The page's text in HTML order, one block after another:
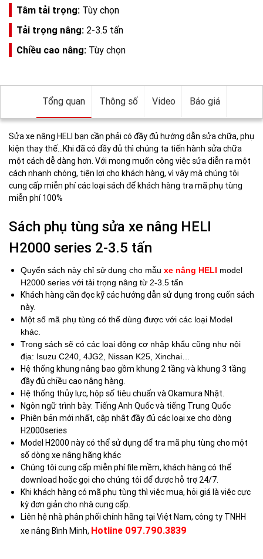
Tâm tải trọng: Tùy chọn
Tải trọng nâng: 2-3.5 tấn
Chiều cao nâng: Tùy chọn
Tổng quan Thông số Video Báo giá
Sửa xe nâng HELI bạn cần phải có đầy đủ hướng dẫn sửa chữa, phụ
kiện thay thế…Khi đã có đầy đủ thì chúng ta tiến hành sửa chữa
một cách dễ dàng hơn. Với mong muốn công việc sửa diễn ra một
cách nhanh chóng, tiện lợi cho khách hàng, vì vậy mà chúng tôi
cung cấp miễn phí các loại sách để khách hàng tra mã phụ tùng
miễn phí 100%
Sách phụ tùng sửa xe nâng HELI
H2000 series 2-3.5 tấn
Quyển sách này chỉ sử dụng cho mẫu xe nâng HELI model
H2000 series với tải trọng nâng từ 2-3.5 tấn
Khách hàng cần đọc kỹ các hướng dẫn sử dụng trong cuốn sách
này.
Một số mã phụ tùng có thể dùng được với các loại Model
khác.
Trong sách sẽ có các loại động cơ nhập khẩu cũng như nội
địa: Isuzu C240, 4JG2, Nissan K25, Xinchai…
Hệ thống khung nâng bao gồm khung 2 tầng và khung 3 tầng
đầy đủ chiều cao nâng hàng.
Hệ thống thủy lực, hộp số tiêu chuẩn và Okamura Nhật.
Ngôn ngữ trình bày: Tiếng Anh Quốc và tiếng Trung Quốc
Phiên bản mới nhất, cập nhật đầy đủ các loại xe cho dòng
H2000series
Model H2000 này có thể sử dụng để tra mã phụ tùng cho một
số dòng xe nâng hãng khác
Chúng tôi cung cấp miễn phí file mềm, khách hàng có thể
download hoặc gọi cho chúng tôi để được hỗ trợ 24/7.
Khi khách hàng có mã phụ tùng thì việc mua, hỏi giá là việc cực
kỳ đơn giản cho nhà cung cấp.
Liên hệ nhà phân phối chính hãng tại Việt Nam, công ty TNHH
xe nâng Bình Minh, Hotline 097.790.3839